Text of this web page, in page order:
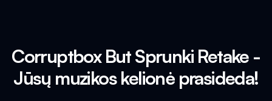
Corruptbox But Sprunki Retake -
Jūsų muzikos kelionė prasideda!